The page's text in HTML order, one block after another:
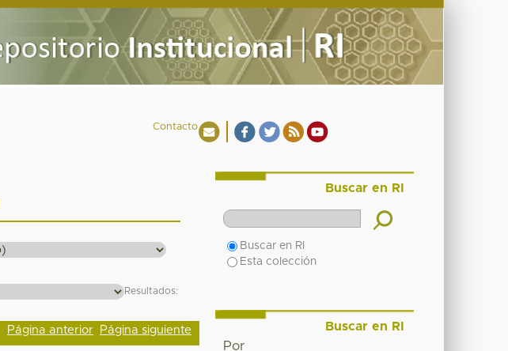
Contacto
Resultados:
Página anterior Página siguiente
Buscar en RI
Buscar en RI
Esta colección
Buscar en RI
Por